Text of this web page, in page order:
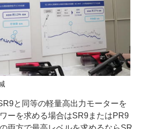
と同等の軽量高出力モーターを
ーを求める場合はSR9またはPR9